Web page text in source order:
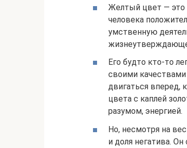
Желтый цвет — это
человека
умственную
Его будто кто-то
своими качествами
двигаться вперед,
цвета с каплей
разумом, энергией.
Но, несмотря на
и доля негатива.